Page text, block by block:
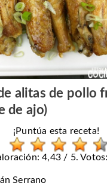
alitas de pollo
de ajo)
¡Puntúa esta receta!
4,43 / 5.
Serrano